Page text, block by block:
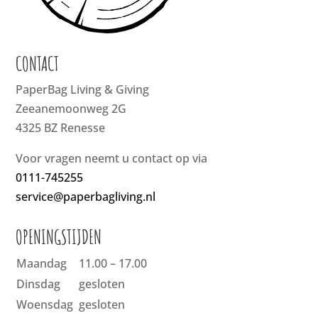
CONTACT
PaperBag Living & Giving
Zeeanemoonweg 2G
4325 BZ Renesse
Voor vragen neemt u contact op via
0111-745255
service@paperbagliving.nl
OPENINGSTIJDEN
Maandag
11.00 – 17.00
Dinsdag
gesloten
Woensdag gesloten